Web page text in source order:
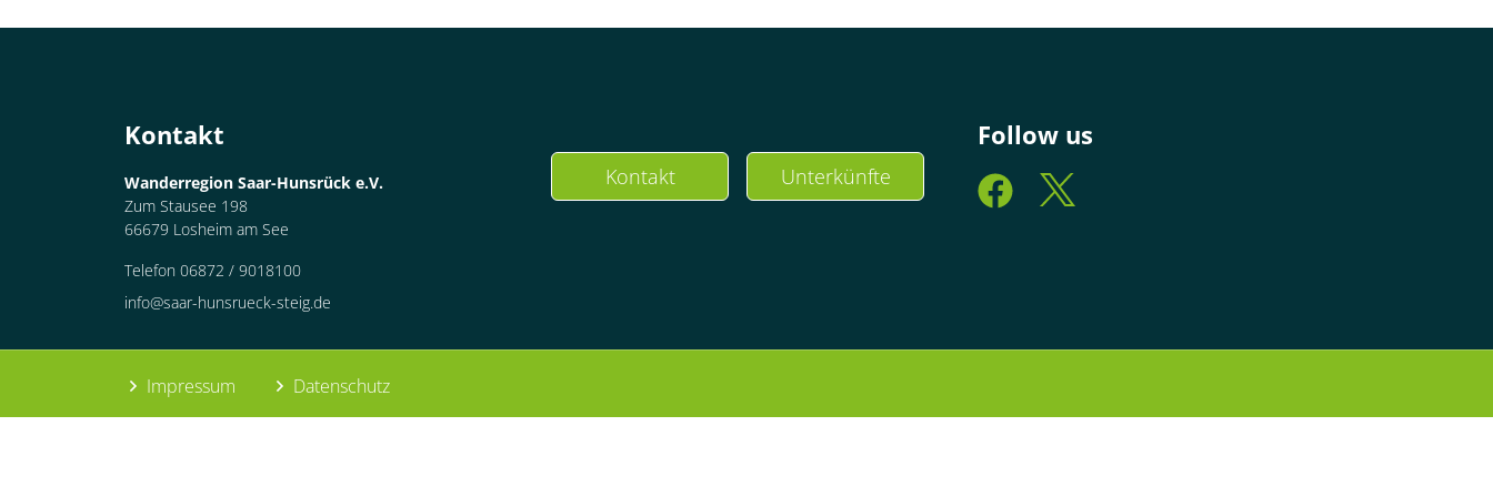
Kontakt
Wanderregion Saar-Hunsrück e.V.
Zum Stausee 198
66679 Losheim am See
Telefon 06872 / 9018100
info@saar-hunsrueck-steig.de
Kontakt Unterkünfte
Follow us
Impressum Datenschutz